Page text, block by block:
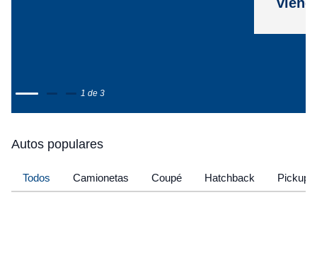
1 de 3
Autos populares
Todos Camionetas Coupé Hatchback Pickup